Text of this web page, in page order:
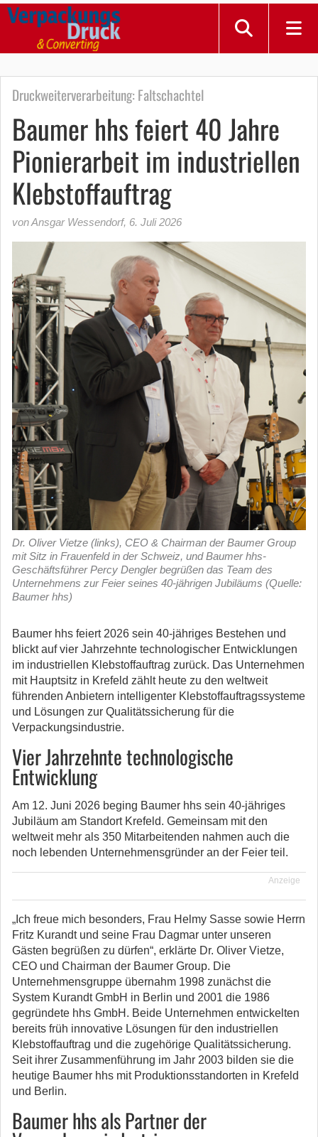
Druckweiterverarbeitung: Faltschachtel
Baumer hhs feiert 40 Jahre
Pionierarbeit im industriellen
Klebstoffauftrag
von Ansgar Wessendorf, 6. Juli 2026
Dr. Oliver Vietze (links), CEO & Chairman der Baumer Group
mit Sitz in Frauenfeld in der Schweiz, und Baumer hhs-
Geschäftsführer Percy Dengler begrüßen das Team des
Unternehmens zur Feier seines 40-jährigen Jubiläums (Quelle:
Baumer hhs)
Baumer hhs feiert 2026 sein 40-jähriges Bestehen und
blickt auf vier Jahrzehnte technologischer Entwicklungen
im industriellen Klebstoffauftrag zurück. Das Unternehmen
mit Hauptsitz in Krefeld zählt heute zu den weltweit
führenden Anbietern intelligenter Klebstoffauftragssysteme
und Lösungen zur Qualitätssicherung für die
Verpackungsindustrie.
Vier Jahrzehnte technologische
Entwicklung
Am 12. Juni 2026 beging Baumer hhs sein 40-jähriges
Jubiläum am Standort Krefeld. Gemeinsam mit den
weltweit mehr als 350 Mitarbeitenden nahmen auch die
noch lebenden Unternehmensgründer an der Feier teil.
Anzeige
„Ich freue mich besonders, Frau Helmy Sasse sowie Herrn
Fritz Kurandt und seine Frau Dagmar unter unseren
Gästen begrüßen zu dürfen“, erklärte Dr. Oliver Vietze,
CEO und Chairman der Baumer Group. Die
Unternehmensgruppe übernahm 1998 zunächst die
System Kurandt GmbH in Berlin und 2001 die 1986
gegründete hhs GmbH. Beide Unternehmen entwickelten
bereits früh innovative Lösungen für den industriellen
Klebstoffauftrag und die zugehörige Qualitätssicherung.
Seit ihrer Zusammenführung im Jahr 2003 bilden sie die
heutige Baumer hhs mit Produktionsstandorten in Krefeld
und Berlin.
Baumer hhs als Partner der